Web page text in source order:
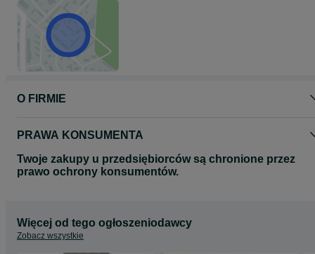
O FIRMIE
PRAWA KONSUMENTA
Twoje zakupy u przedsiębiorców są chronione przez
prawo ochrony konsumentów.
Więcej od tego ogłoszeniodawcy
Zobacz wszystkie